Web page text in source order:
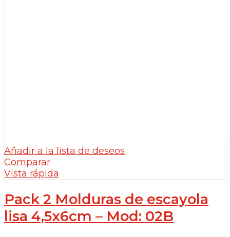
Añadir a la lista de deseos
Comparar
Vista rápida
Pack 2 Molduras de escayola
lisa 4,5x6cm – Mod: 02B